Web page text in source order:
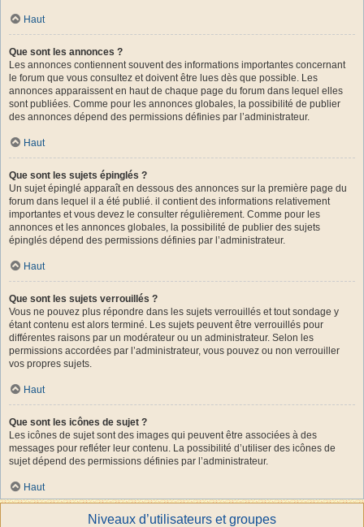
Haut
Que sont les annonces ?
Les annonces contiennent souvent des informations importantes concernant
le forum que vous consultez et doivent être lues dès que possible. Les
annonces apparaissent en haut de chaque page du forum dans lequel elles
sont publiées. Comme pour les annonces globales, la possibilité de publier
des annonces dépend des permissions définies par l’administrateur.
Haut
Que sont les sujets épinglés ?
Un sujet épinglé apparaît en dessous des annonces sur la première page du
forum dans lequel il a été publié. il contient des informations relativement
importantes et vous devez le consulter régulièrement. Comme pour les
annonces et les annonces globales, la possibilité de publier des sujets
épinglés dépend des permissions définies par l’administrateur.
Haut
Que sont les sujets verrouillés ?
Vous ne pouvez plus répondre dans les sujets verrouillés et tout sondage y
étant contenu est alors terminé. Les sujets peuvent être verrouillés pour
différentes raisons par un modérateur ou un administrateur. Selon les
permissions accordées par l’administrateur, vous pouvez ou non verrouiller
vos propres sujets.
Haut
Que sont les icônes de sujet ?
Les icônes de sujet sont des images qui peuvent être associées à des
messages pour refléter leur contenu. La possibilité d’utiliser des icônes de
sujet dépend des permissions définies par l’administrateur.
Haut
Niveaux d’utilisateurs et groupes